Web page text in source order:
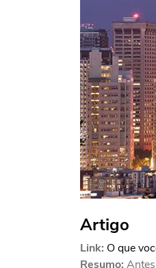
Artigo
Link: O que
Resumo: